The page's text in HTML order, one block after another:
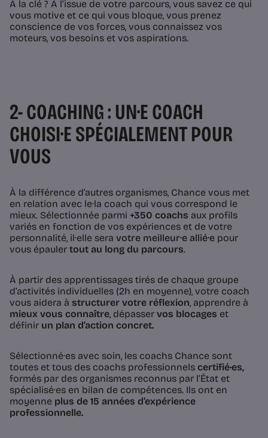
À la clé ? À l’issue de votre parcours, vous savez ce qui
vous motive et ce qui vous bloque, vous prenez
conscience de vos forces, vous connaissez vos
moteurs, vos besoins et vos aspirations.
2- COACHING : UN·E COACH
CHOISI·E SPÉCIALEMENT POUR
VOUS
À la différence d’autres organismes, Chance vous met
en relation avec le·la coach qui vous correspond le
mieux. Sélectionnée parmi +350 coachs aux profils
variés en fonction de vos expériences et de votre
personnalité, il·elle sera votre meilleur·e allié·e pour
vous épauler tout au long du parcours.
À partir des apprentissages tirés de chaque groupe
d’activités individuelles (2h en moyenne), votre coach
vous aidera à structurer votre réflexion, apprendre à
mieux vous connaître, dépasser vos blocages et
définir un plan d’action concret.
Sélectionné·es avec soin, les coachs Chance sont
toutes et tous des coachs professionnels certifié·es,
formés par des organismes reconnus par l’État et
spécialisé·es en bilan de compétences. Ils ont en
moyenne plus de 15 années d’expérience
professionnelle.